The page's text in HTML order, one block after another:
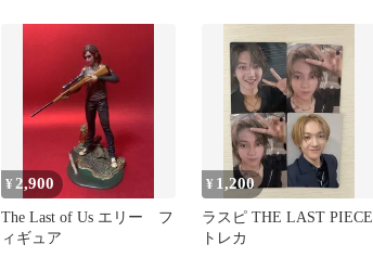
¥ 2,900
The Last of Us エリー フ
ィギュア
¥ 1,200
ラスピ THE LAST PIECE
トレカ